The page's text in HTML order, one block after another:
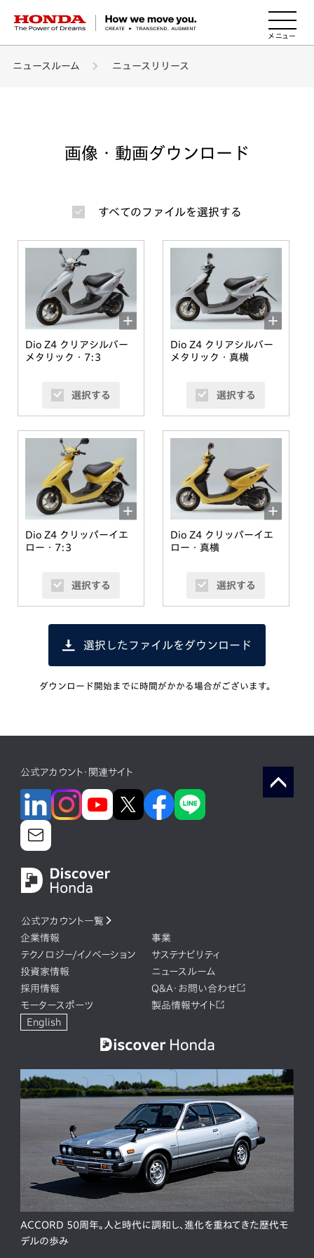
HONDA The Power of Dreams
ニュースルーム ニュースリリース
画像・動画ダウンロード
すべてのファイルを選択する
Dio Z4 クリアシルバー
メタリック・7:3
選択する
Dio Z4 クリアシルバー
メタリック・真横
選択する
Dio Z4 クリッパーイエ
ロー・7:3
選択する
Dio Z4 クリッパーイエ
ロー・真横
選択する
選択したファイルをダウンロード
ダウンロード開始までに時間がかかる場合がございます。
公式アカウント・関連サイト
公式アカウント一覧
企業情報
事業
テクノロジー/イノベーション
サステナビリティ
投資家情報
ニュースルーム
採用情報
Q&A・お問い合わせ
モータースポーツ
製品情報サイト
English
ACCORD 50周年。人と時代に調和し、進化を重ねてきた歴代モ
デルの歩み